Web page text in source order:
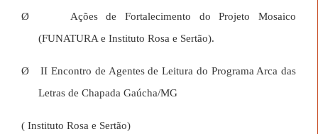
Ø
Ações de Fortalecimento do Projeto Mosaico
(FUNATURA e Instituto Rosa e Sertão).
Ø
II Encontro de Agentes de Leitura do Programa Arca das
Letras de Chapada Gaúcha/MG
( Instituto Rosa e Sertão)